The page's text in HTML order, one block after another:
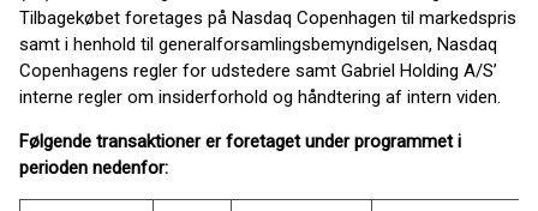
Tilbagekøbet foretages på Nasdaq Copenhagen til markedspris
samt i henhold til generalforsamlingsbemyndigelsen, Nasdaq
Copenhagens regler for udstedere samt Gabriel Holding A/S’
interne regler om insiderforhold og håndtering af intern viden.
Følgende transaktioner er foretaget under programmet i
perioden nedenfor: